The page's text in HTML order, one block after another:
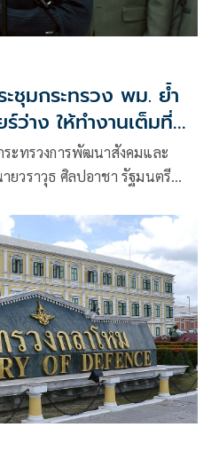
ะชุมกระทรวง พม. ย้ำ
ว่าง ให้ทำงานเต็มที่
ร็ว ถูกต้อง แม่นยำ
ะทรวงการพัฒนาสังคมและ
วราวุธ ศิลปอาชา รัฐมนตรี